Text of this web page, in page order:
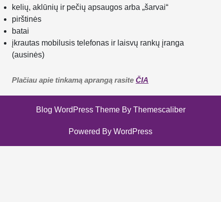
kelių, aklūnių ir pečių apsaugos arba „šarvai“
pirštinės
batai
įkrautas mobilusis telefonas ir laisvų rankų įranga
(ausinės)
Plačiau apie tinkamą aprangą rasite ČIA
Blog WordPress ThemeBy Themescaliber
Powered By WordPress